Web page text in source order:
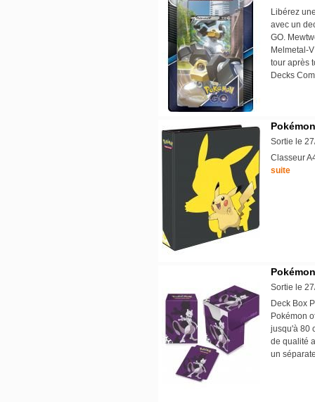
Libérez
avec un
GO.
Melmetal-
tour après
Decks
Sortie le
Classeur
suite
Sortie le
Deck Box
Pokémon
jusqu'à 80
de qualité
un